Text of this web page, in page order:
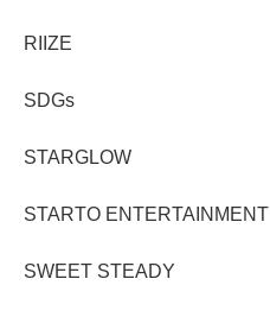
RIIZE
SDGs
STARGLOW
STARTO ENTERTAINMENT
SWEET STEADY